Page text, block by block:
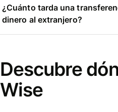
¿Cuánto tarda una
dinero al extranjero?
Descubre
Wise